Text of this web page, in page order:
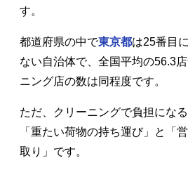
す。
都道府県の中で東京都は25番目
ない自治体で、全国平均の56.3
ニング店の数は同程度です。
ただ、クリーニングで負担にな
「重たい荷物の持ち運び」と「
取り」です。